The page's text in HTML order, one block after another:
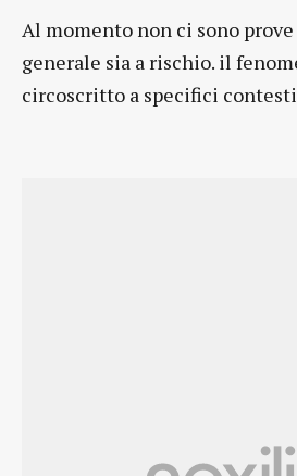
Al momento non ci sono
generale sia a rischio. il
circoscritto a specifici